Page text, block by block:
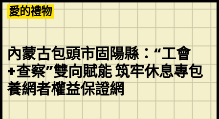
Skip
to
content
愛的禮物
內蒙古包頭市固陽縣：“工會
+查察”雙向賦能 筑牢休息專包
養網者權益保證網